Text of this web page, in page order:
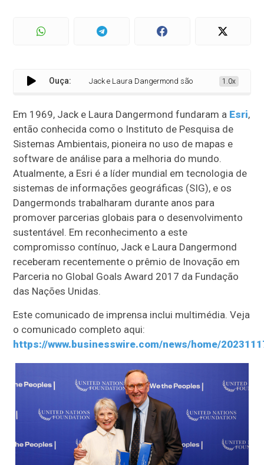
Ouça: Jack e Laura Dangermond são homenageados com o
1.0x
Em 1969, Jack e Laura Dangermond fundaram a Esri,
então conhecida como o Instituto de Pesquisa de
Sistemas Ambientais, pioneira no uso de mapas e
software de análise para a melhoria do mundo.
Atualmente, a Esri é a líder mundial em tecnologia de
sistemas de informações geográficas (SIG), e os
Dangermonds trabalharam durante anos para
promover parcerias globais para o desenvolvimento
sustentável. Em reconhecimento a este
compromisso contínuo, Jack e Laura Dangermond
receberam recentemente o prêmio de Inovação em
Parceria no Global Goals Award 2017 da Fundação
das Nações Unidas.
Este comunicado de imprensa inclui multimédia. Veja
o comunicado completo aqui:
https://www.businesswire.com/news/home/